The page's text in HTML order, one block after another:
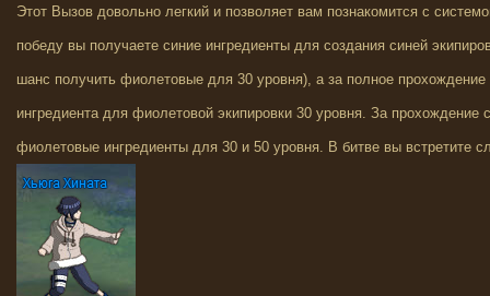
Этот Вызов довольно легкий и позволяет вам познакомится с
победу вы получаете синие ингредиенты для создания синей
шанс получить фиолетовые для 30 уровня), а за полное
ингредиента для фиолетовой экипировки 30 уровня. За прохождение
фиолетовые ингредиенты для 30 и 50 уровня. В битве вы встретите